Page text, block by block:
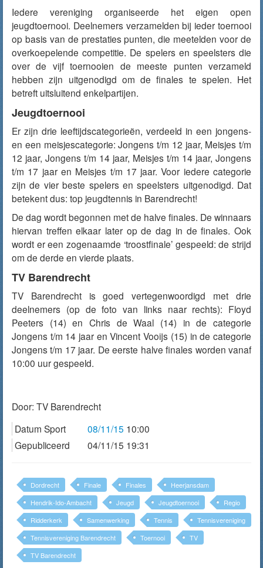
Iedere vereniging organiseerde het eigen open
jeugdtoernooi. Deelnemers verzamelden bij ieder toernooi
op basis van de prestaties punten, die meetelden voor de
overkoepelende competitie. De spelers en speelsters die
over de vijf toernooien de meeste punten verzameld
hebben zijn uitgenodigd om de finales te spelen. Het
betreft uitsluitend enkelpartijen.
Jeugdtoernooi
Er zijn drie leeftijdscategorieën, verdeeld in een jongens-
en een meisjescategorie: Jongens t/m 12 jaar, Meisjes t/m
12 jaar, Jongens t/m 14 jaar, Meisjes t/m 14 jaar, Jongens
t/m 17 jaar en Meisjes t/m 17 jaar. Voor iedere categorie
zijn de vier beste spelers en speelsters uitgenodigd. Dat
betekent dus: top jeugdtennis in Barendrecht!
De dag wordt begonnen met de halve finales. De winnaars
hiervan treffen elkaar later op de dag in de finales. Ook
wordt er een zogenaamde ‘troostfinale’ gespeeld: de strijd
om de derde en vierde plaats.
TV Barendrecht
TV Barendrecht is goed vertegenwoordigd met drie
deelnemers (op de foto van links naar rechts): Floyd
Peeters (14) en Chris de Waal (14) in de categorie
Jongens t/m 14 jaar en Vincent Vooijs (15) in de categorie
Jongens t/m 17 jaar. De eerste halve finales worden vanaf
10:00 uur gespeeld.
Door: TV Barendrecht
Datum Sport
08/11/15 10:00
Gepubliceerd
04/11/15 19:31
Dordrecht Finale Finales
Heerjansdam
Hendrik-Ido-Ambacht
Jeugd Jeugdtoernooi
Regio
Ridderkerk
Samenwerking Tennis
Tennisvereniging
Tennisvereniging Barendrecht
Toernooi
TV
TV Barendrecht